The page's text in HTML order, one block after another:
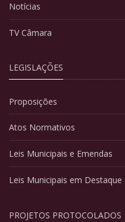
Notícias
TV Câmara
LEGISLAÇÕES
Proposições
Atos Normativos
Leis Municipais e Emendas
Leis Municipais em Destaque
PROJETOS PROTOCOLADOS